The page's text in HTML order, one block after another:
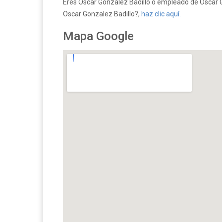
Eres Oscar Gonzalez Badillo o empleado de
Oscar Gonzalez Badillo?, haz clic aquí.
Mapa Google